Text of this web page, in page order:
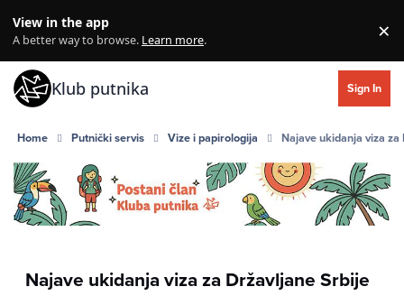
View in the app
A better way to browse. Learn more. ×
Klub putnika Sign In
Home Putnički servis Vize i papirologija Najave ukidanja viza
Najave ukidanja viza za Državljane Srbije